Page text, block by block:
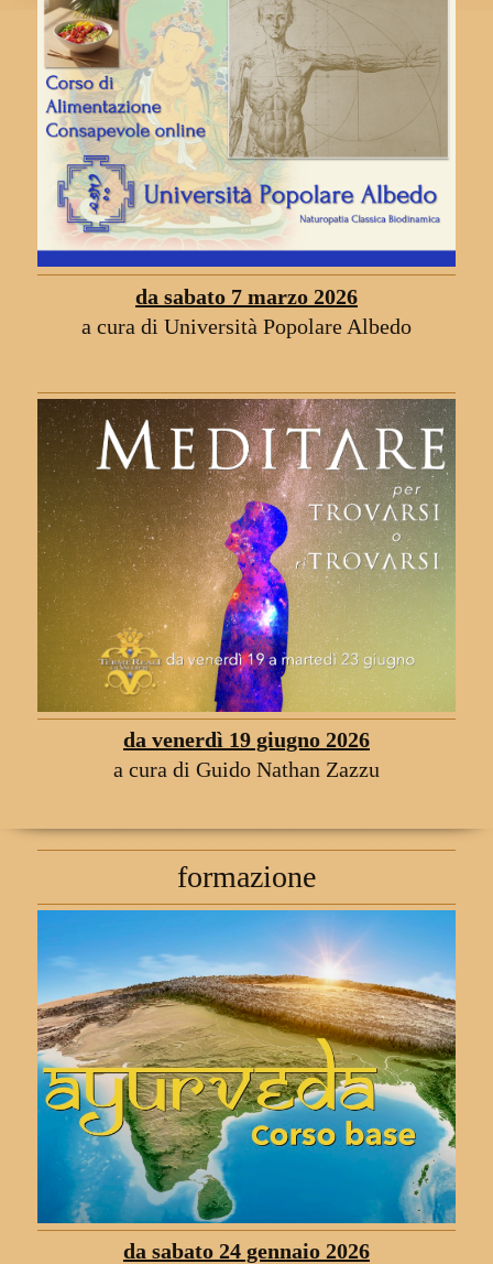
da sabato 7 marzo 2026
a cura di Università Popolare Albedo
da venerdì 19 giugno 2026
a cura di Guido Nathan Zazzu
formazione
da sabato 24 gennaio 2026